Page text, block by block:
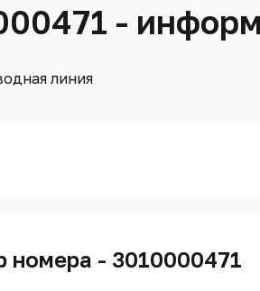
-
линия
номера - 3010000471